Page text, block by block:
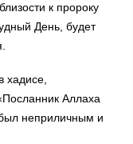
к пророку
День, будет
хадисе,
Аллаха
неприличным и